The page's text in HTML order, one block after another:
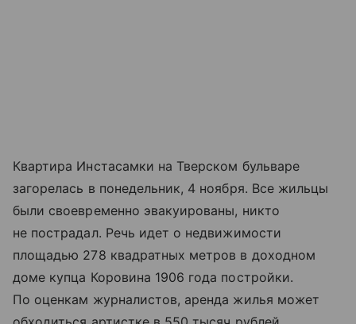
Квартира Инстасамки на Тверском бульваре
загорелась в понедельник, 4 ноября. Все жильцы
были своевременно эвакуированы, никто
не пострадал. Речь идет о недвижимости
площадью 278 квадратных метров в доходном
доме купца Коровина 1906 года постройки.
По оценкам журналистов, аренда жилья может